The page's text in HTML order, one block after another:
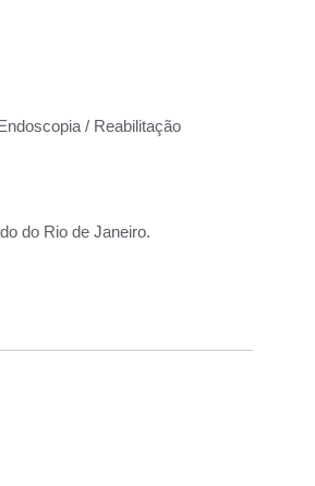
/ Reabilitação
do Rio de Janeiro.